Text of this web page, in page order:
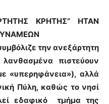
ΚΡΗΤΗΣ” ΗΤΑΝ
την ανεξάρτητη
πιστεύουν
«υπερηφάνεια»), αλλά
Πύλη, καθώς το νησί
εδαφικό τμήμα της